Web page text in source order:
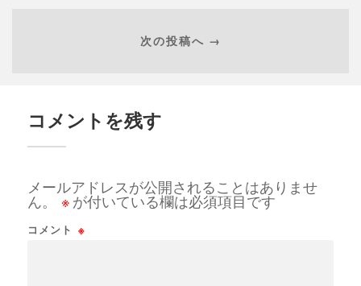
次の投稿へ →
コメントを残す
メールアドレスが公開されることはありませ
ん。
※ が付いている欄は必須項目です
コメント ※